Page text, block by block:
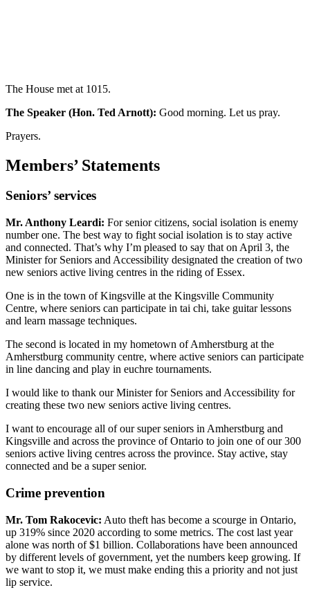
The House met at 1015.
The Speaker (Hon. Ted Arnott): Good morning. Let us pray.
Prayers.
Members’ Statements
Seniors’ services
Mr. Anthony Leardi: For senior citizens, social isolation is enemy
number one. The best way to fight social isolation is to stay active
and connected. That’s why I’m pleased to say that on April 3, the
Minister for Seniors and Accessibility designated the creation of two
new seniors active living centres in the riding of Essex.
One is in the town of Kingsville at the Kingsville Community
Centre, where seniors can participate in tai chi, take guitar lessons
and learn massage techniques.
The second is located in my hometown of Amherstburg at the
Amherstburg community centre, where active seniors can participate
in line dancing and play in euchre tournaments.
I would like to thank our Minister for Seniors and Accessibility for
creating these two new seniors active living centres.
I want to encourage all of our super seniors in Amherstburg and
Kingsville and across the province of Ontario to join one of our 300
seniors active living centres across the province. Stay active, stay
connected and be a super senior.
Crime prevention
Mr. Tom Rakocevic: Auto theft has become a scourge in Ontario,
up 319% since 2020 according to some metrics. The cost last year
alone was north of $1 billion. Collaborations have been announced
by different levels of government, yet the numbers keep growing. If
we want to stop it, we must make ending this a priority and not just
lip service.